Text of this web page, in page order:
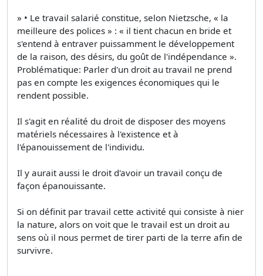
» • Le travail salarié constitue, selon Nietzsche, « la
meilleure des polices » : « il tient chacun en bride et
s'entend à entraver puissamment le développement
de la raison, des désirs, du goût de l'indépendance ».
Problématique: Parler d'un droit au travail ne prend
pas en compte les exigences économiques qui le
rendent possible.
Il s'agit en réalité du droit de disposer des moyens
matériels nécessaires à l'existence et à
l'épanouissement de l'individu.
Il y aurait aussi le droit d'avoir un travail conçu de
façon épanouissante.
Si on définit par travail cette activité qui consiste à nier
la nature, alors on voit que le travail est un droit au
sens où il nous permet de tirer parti de la terre afin de
survivre.